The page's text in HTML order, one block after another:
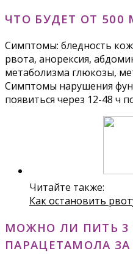
ЧТО БУДЕТ ОТ
Симптомы: бледность
рвота, анорексия,
метаболизма глюкозы,
Симптомы нарушения
появиться через 12-48 ч
Читайте также:
Как остановить
МОЖНО ЛИ ПИТЬ 3
ПАРАЦЕТАМОЛА ЗА